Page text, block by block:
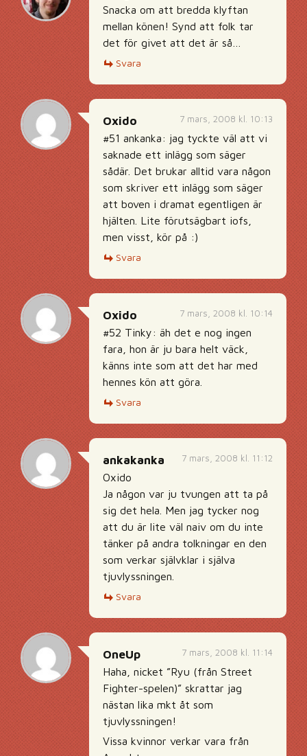
Snacka om att bredda klyftan
mellan könen! Synd att folk tar
det för givet att det är så…
Svara
7 mars, 2008 kl. 10:13
Oxido
#51 ankanka: jag tyckte väl att vi
saknade ett inlägg som säger
sådär. Det brukar alltid vara någon
som skriver ett inlägg som säger
att boven i dramat egentligen är
hjälten. Lite förutsägbart iofs,
men visst, kör på :)
Svara
7 mars, 2008 kl. 10:14
Oxido
#52 Tinky: äh det e nog ingen
fara, hon är ju bara helt väck,
känns inte som att det har med
hennes kön att göra.
Svara
7 mars, 2008 kl. 11:12
ankakanka
Oxido
Ja någon var ju tvungen att ta på
sig det hela. Men jag tycker nog
att du är lite väl naiv om du inte
tänker på andra tolkningar en den
som verkar självklar i själva
tjuvlyssningen.
Svara
7 mars, 2008 kl. 11:14
OneUp
Haha, nicket ”Ryu (från Street
Fighter-spelen)” skrattar jag
nästan lika mkt åt som
tjuvlyssningen!
Vissa kvinnor verkar vara från